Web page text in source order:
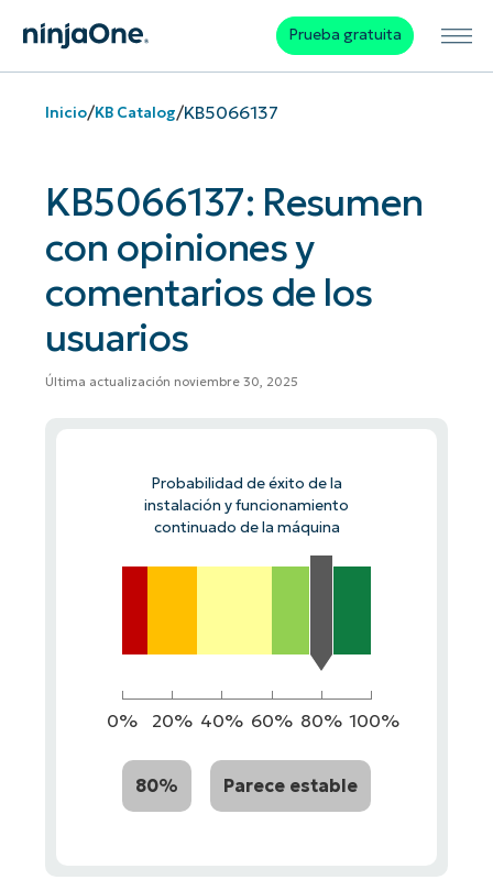
Prueba gratuita
Inicio/KB Catalog/KB5066137
KB5066137: Resumen
con opiniones y
comentarios de los
usuarios
Última actualización noviembre 30, 2025
Probabilidad de éxito de la
instalación y funcionamiento
continuado de la máquina
0% 20% 40% 60% 80% 100%
80% Parece estable